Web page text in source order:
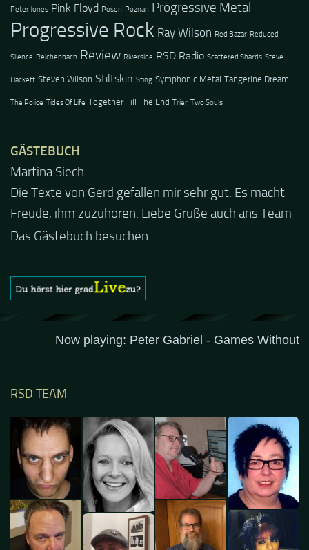
Peter Jones Pink Floyd Posen Poznan Progressive Metal
Progressive Rock Ray Wilson Red Bazar Reduced
Silence Reichenbach Review Riverside RSD Radio Scattered Shards Steve
Hackett Steven Wilson Stiltskin Sting Symphonic Metal Tangerine Dream
The Police Tides Of Life Together Till The End Trier Two Souls
GÄSTEBUCH
Martina Siech
Die Texte von Gerd gefallen mir sehr gut. Es macht
Freude, ihm zuzuhören. Liebe Grüße auch ans Team
Jacel
Guten Abend und auch von uns nochmals besten
Dank für die tolle Mucke zur Party! Der aktuelle Live
Stream ist eine schöne Zusammenfassung - Merci...